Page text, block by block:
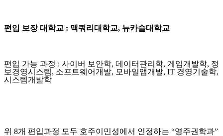
편입 보장 대학교 : 맥쿼리대학교, 뉴카슬대학교
편입 가능 과정 : 사이버 보안학, 데이터관리학, 게임개발학, 정
보경영시스템, 소프트웨어개발, 모바일앱개발, IT 경영기술학,
시스템개발학
위 8개 편입과정 모두 호주이민성에서 인정하는 “영주권학과”